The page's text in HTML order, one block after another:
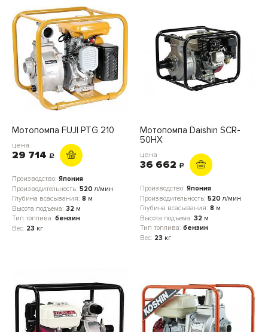
Мотопомпа FUJI PTG 210
цена
29 714 c
Производство: Япония
Производительность: 520 л/мин
Глубина всасывания: 8 м
Высота подъема: 32 м
Тип топлива: бензин
Вес: 23 кг
Мотопомпа Daishin SCR-
50HX
цена
36 662 c
Производство: Япония
Производительность: 520 л/мин
Глубина всасывания: 8 м
Высота подъема: 32 м
Тип топлива: бензин
Вес: 23 кг